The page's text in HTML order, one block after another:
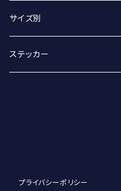
ベースボールシャツ
選手別
ユニフォームアクキー
#2 宮坂侑選手
#9 ジグマルス・ライモ選手
サイズ別
Sサイズ
ステッカー
プライバシーポリシー